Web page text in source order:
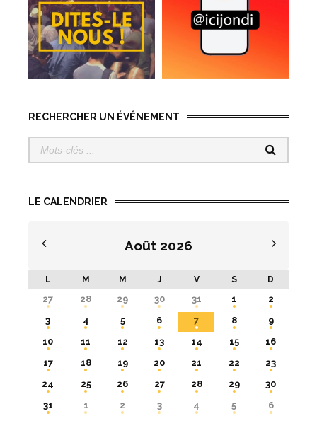
RECHERCHER UN ÉVÉNEMENT
LE CALENDRIER
Août 2026
L M M J V S D
27 28 29 30 31 1
2
3
4 5 6 7 8
9
10
11 12 13 14 15
16
17
18 19 20 21 22
23
24
25 26 27 28 29
30
31
1 2 3 4 5 6